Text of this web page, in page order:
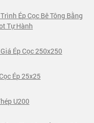
Ép Cọc Bê Tông Bằng
Tự Hành
Ép Cọc 250x250
Ép 25x25
U200